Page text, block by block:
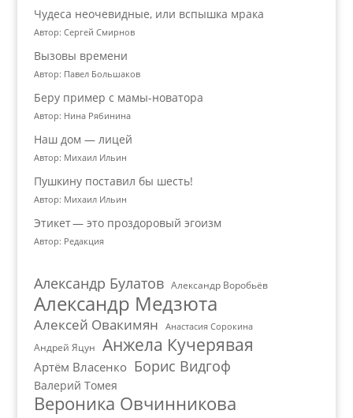
Чудеса неочевидные, или вспышка мрака
Автор: Сергей Смирнов
Вызовы времени
Автор: Павел Большаков
Беру пример с мамы-новатора
Автор: Нина Рябинина
Наш дом — лицей
Автор: Михаил Ильин
Пушкину поставил бы шесть!
Автор: Михаил Ильин
Этикет — это проздоровый эгоизм
Автор: Редакция
Александр Булатов Александр Воробьёв
Александр Медзюта
Алексей Овакимян Анастасия Сорокина
Андрей Яцун Анжела Кучерявая
Артём Власенко Борис Видгоф
Валерий Томея
Вероника Овчинникова